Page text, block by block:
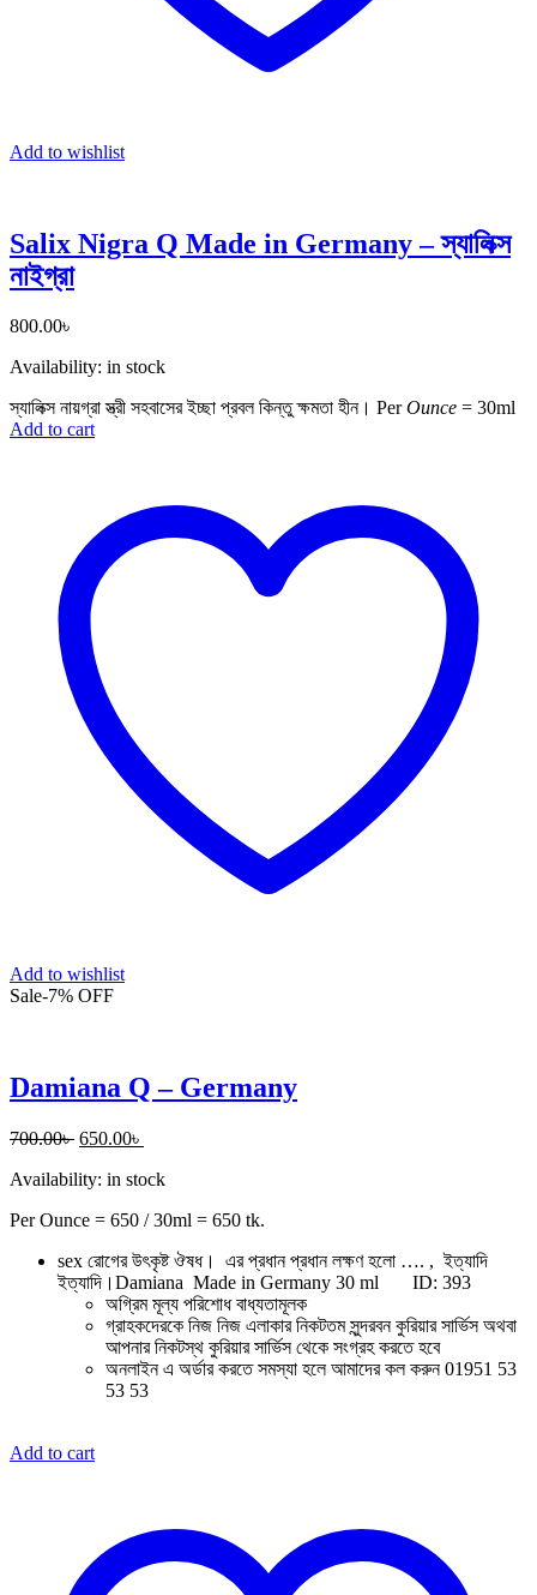
Add to wishlist
Salix Nigra Q Made in Germany – স্যালিক্স
নাইগ্রা
800.00৳
Availability: in stock
স্যালিক্স নায়গ্রা স্ত্রী সহবাসের ইচ্ছা প্রবল কিন্তু ক্ষমতা হীন। PerOunce = 30ml
Add to cart
Add to wishlist
Sale-7% OFF
Damiana Q – Germany
700.00৳ Original
was:
650.00৳
is:
Availability: in stock
Per Ounce = 650 / 30ml = 650 tk.
sex রোগের উৎকৃষ্ট ঔষধ। এর প্রধান প্রধান লক্ষণ হলো …. , ইত্যাদি
ইত্যাদি।Damiana Made in Germany 30 ml ID: 393
অগ্রিম মূল্য পরিশোধ বাধ্যতামূলক
গ্রাহকদেরকে নিজ নিজ এলাকার নিকটতম সুন্দরবন কুরিয়ার সার্ভিস অথবা
আপনার নিকটস্থ কুরিয়ার সার্ভিস থেকে সংগ্রহ করতে হবে
অনলাইন এ অর্ডার করতে সমস্যা হলে আমাদের কল করুন 01951 53
53 53
Add to cart